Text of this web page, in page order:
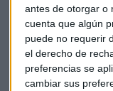
antes de otorgar o
cuenta que algún
puede no requerir
el derecho de
preferencias se
cambiar sus
Empeoran las
moneda única se
dejó un 3% frente